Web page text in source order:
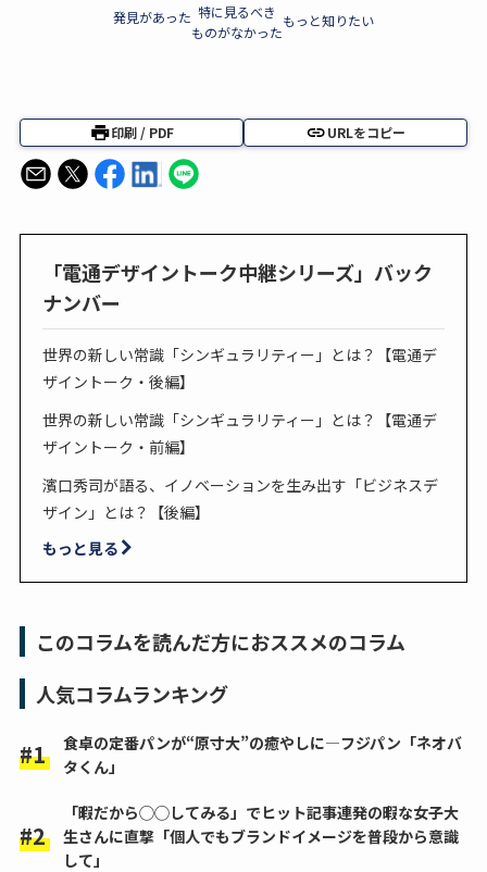
発見があった 特に見るべき
ものがなかった
もっと知りたい
印刷 / PDF URLをコピー
「電通デザイントーク中継シリーズ」バック
ナンバー
世界の新しい常識「シンギュラリティー」とは？【電通デ
ザイントーク・後編】
世界の新しい常識「シンギュラリティー」とは？【電通デ
ザイントーク・前編】
濱口秀司が語る、イノベーションを生み出す「ビジネスデ
ザイン」とは？【後編】
もっと見る
このコラムを読んだ方におススメのコラム
人気コラムランキング
食卓の定番パンが“原寸大”の癒やしに―フジパン「ネオバ
タくん」
「暇だから◯◯してみる」でヒット記事連発の暇な女子大
生さんに直撃「個人でもブランドイメージを普段から意識
して」